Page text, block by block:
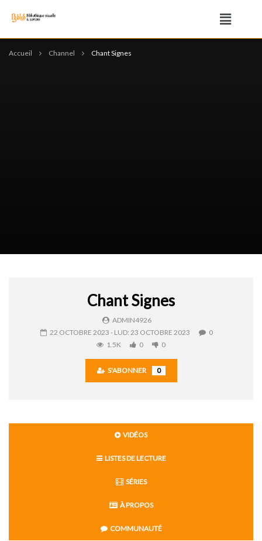
Accueil Channel Chant Signes
Chant Signes
ADMIN4926
22 OCTOBRE 2023 - LUD: 23 OCTOBRE 2023
0
1.5K
0 0
S'ABONNER 0
VIDÉOS
LISTES DE LECTURE
SÉRIES
À PROPOS
COMMUNAUTÉ